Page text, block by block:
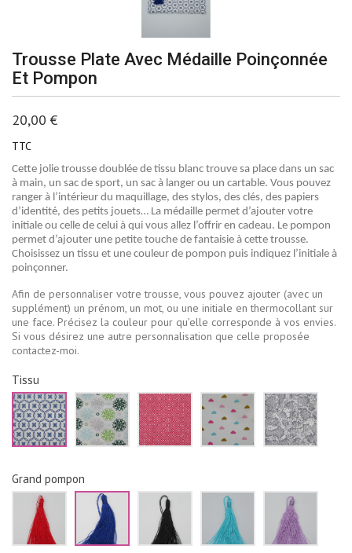
Trousse Plate Avec Médaille Poinçonnée
Et Pompon
20,00 €
TTC
Cette jolie trousse doublée de tissu blanc trouve sa place dans un sac
à main, un sac de sport, un sac à langer ou un cartable. Vous pouvez
ranger à l’intérieur du maquillage, des stylos, des clés, des papiers
d’identité, des petits jouets… La médaille permet d’ajouter votre
initiale ou celle de celui à qui vous allez l’offrir en cadeau. Le pompon
permet d’ajouter une petite touche de fantaisie à cette trousse.
Choisissez un tissu et une couleur de pompon puis indiquez l’initiale à
poinçonner.
Afin de personnaliser votre trousse, vous pouvez ajouter (avec un
supplément) un prénom, un mot, ou une initiale en thermocollant sur
une face. Précisez la couleur pour qu’elle corresponde à vos envies.
Si vous désirez une autre personnalisation que celle proposée
contactez-moi.
Tissu
Blanc
fleurs
bleu
marine
Blanc
fleur
vertes
et
Rouge
losanges
blancs
Blanc
nuages
roses
bleus
gris
Grand pompon
Turquoise